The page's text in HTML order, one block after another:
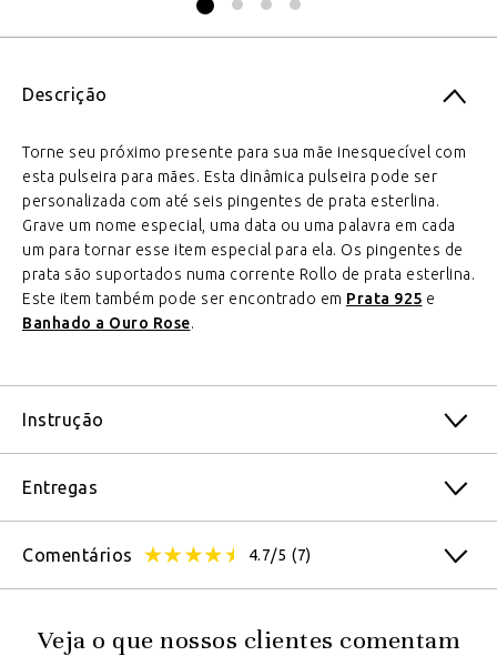
Descrição
Torne seu próximo presente para sua mãe inesquecível com
esta pulseira para mães. Esta dinâmica pulseira pode ser
personalizada com até seis pingentes de prata esterlina.
Grave um nome especial, uma data ou uma palavra em cada
um para tornar esse item especial para ela. Os pingentes de
prata são suportados numa corrente Rollo de prata esterlina.
Este item também pode ser encontrado em Prata 925 e
Banhado a Ouro Rose.
Instrução
Entregas
Comentários 4.7/5 (7)
Veja o que nossos clientes comentam